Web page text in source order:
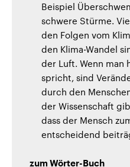
Beispiel
schwere Stürme.
den Folgen vom
den Klima-Wandel
der Luft. Wenn man
spricht, sind
durch den
der Wissenschaft
dass der Mensch
entscheidend
zum Wörter-Buch